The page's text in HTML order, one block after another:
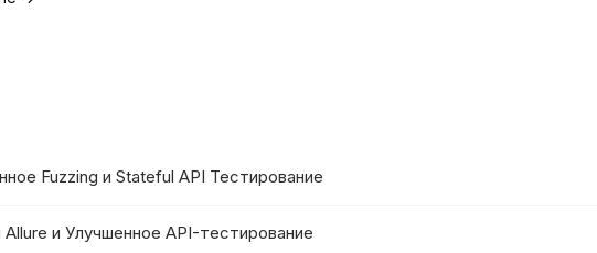
Fuzzing и Stateful API Тестирование
и Улучшенное API-тестирование